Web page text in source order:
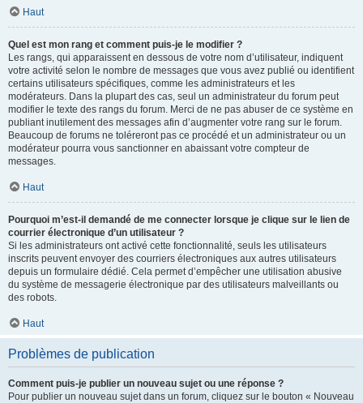
Haut
Quel est mon rang et comment puis-je le modifier ?
Les rangs, qui apparaissent en dessous de votre nom d’utilisateur, indiquent
votre activité selon le nombre de messages que vous avez publié ou identifient
certains utilisateurs spécifiques, comme les administrateurs et les
modérateurs. Dans la plupart des cas, seul un administrateur du forum peut
modifier le texte des rangs du forum. Merci de ne pas abuser de ce système en
publiant inutilement des messages afin d’augmenter votre rang sur le forum.
Beaucoup de forums ne toléreront pas ce procédé et un administrateur ou un
modérateur pourra vous sanctionner en abaissant votre compteur de
messages.
Haut
Pourquoi m’est-il demandé de me connecter lorsque je clique sur le lien de
courrier électronique d’un utilisateur ?
Si les administrateurs ont activé cette fonctionnalité, seuls les utilisateurs
inscrits peuvent envoyer des courriers électroniques aux autres utilisateurs
depuis un formulaire dédié. Cela permet d’empêcher une utilisation abusive
du système de messagerie électronique par des utilisateurs malveillants ou
des robots.
Haut
Problèmes de publication
Comment puis-je publier un nouveau sujet ou une réponse ?
Pour publier un nouveau sujet dans un forum, cliquez sur le bouton « Nouveau